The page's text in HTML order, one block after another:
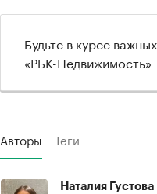
Будьте в курсе
«РБК-Недвижимость»
Авторы Теги
Наталия Густова